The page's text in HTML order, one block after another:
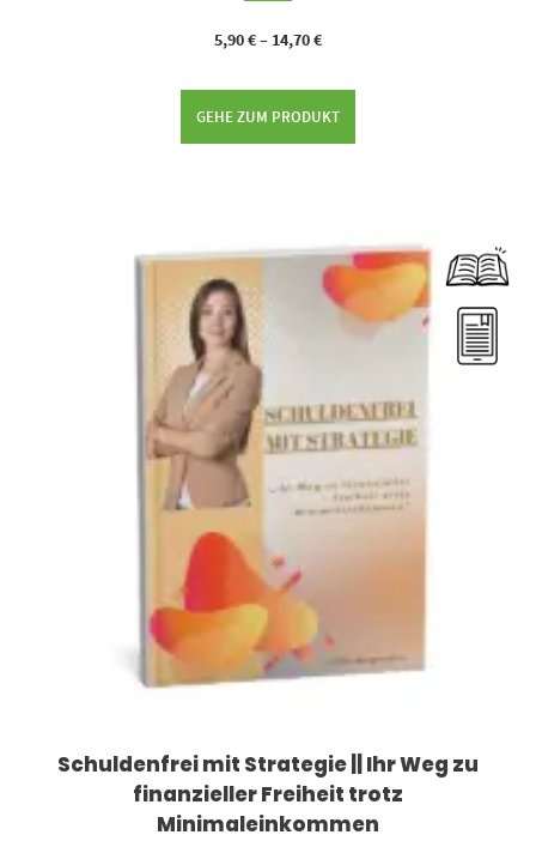
5,90€– 14,70€
GEHE ZUM PRODUKT
Schuldenfrei mit Strategie || Ihr Weg zu
finanzieller Freiheit trotz
Minimaleinkommen